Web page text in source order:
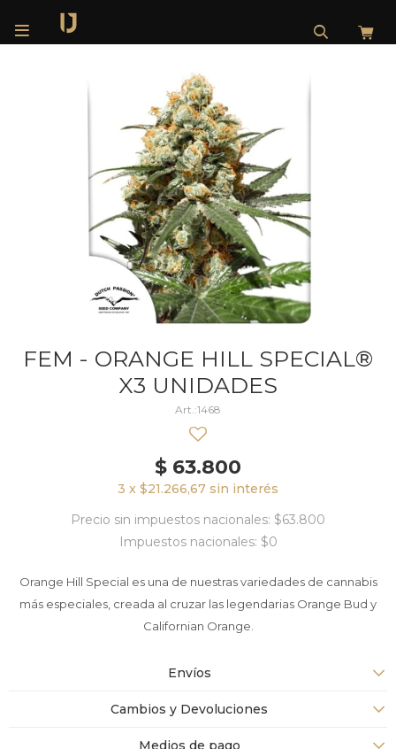

FEM - ORANGE HILL SPECIAL®
X3 UNIDADES
1468
$ 63.800
3 x $21.266,67 sin interés
Precio sin impuestos nacionales: $63.800
Impuestos nacionales: $0
Orange Hill Special es una de nuestras variedades de cannabis
más especiales, creada al cruzar las legendarias Orange Bud y
Californian Orange.
Envíos
Cambios y Devoluciones
Medios de pago